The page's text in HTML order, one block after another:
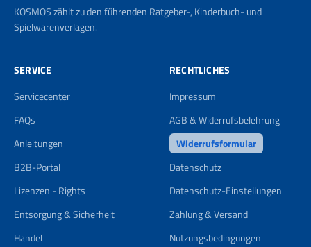
KOSMOS zählt zu den führenden Ratgeber-, Kinderbuch- und
Spielwarenverlagen.
SERVICE
Servicecenter
FAQs
Anleitungen
B2B-Portal
Lizenzen - Rights
Entsorgung & Sicherheit
Handel
RECHTLICHES
Impressum
AGB & Widerrufsbelehrung
Widerrufsformular
Datenschutz
Datenschutz-Einstellungen
Zahlung & Versand
Nutzungsbedingungen